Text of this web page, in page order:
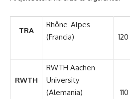
TRA
Rhône-Alpes
(Francia)
120
RWTH
RWTH Aachen
University
(Alemania)
110